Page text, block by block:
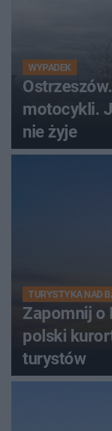
WYPADEK
motocykli.
nie żyje
TURYSTYKA NAD
Zapomnij o
polski
turystów